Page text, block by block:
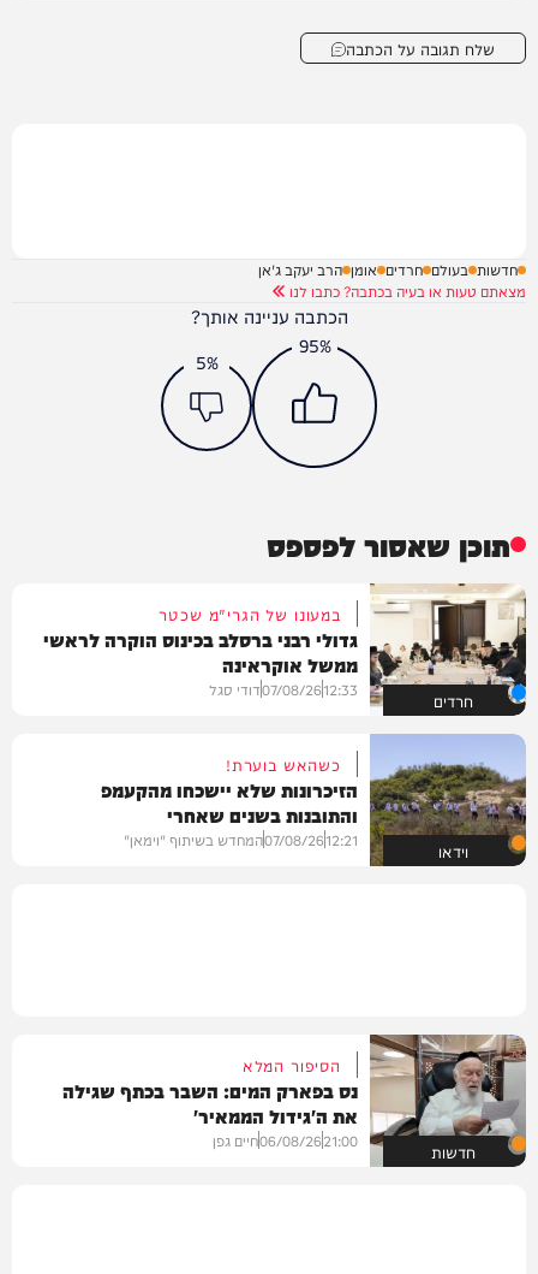
שלח תגובה על הכתבה
חדשות בעולם חרדים אומן הרב יעקב ג'אן
מצאתם טעות או בעיה בכתבה? כתבו לנו
הכתבה עניינה אותך?
95%
5%
תוכן שאסור לפספס
חרדים
במעונו של הגרי"מ שכטר
גדולי רבני ברסלב בכינוס הוקרה לראשי
ממשל אוקראינה
12:33
07/08/26דודי סגל
וידאו
כשהאש בוערת!
הזיכרונות שלא יישכחו מהקעמפ
והתובנות בשנים שאחרי
12:21
07/08/26המחדש בשיתוף "וימאן"
חדשות
הסיפור המלא
נס בפארק המים: השבר בכתף שגילה
את ה'גידול הממאיר'
21:00
06/08/26חיים גפן